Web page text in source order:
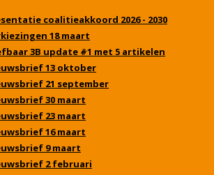
coalitieakkoord 2026 - 2030
18 maart
3B update #1 met 5 artikelen
13 oktober
21 september
30 maart
23 maart
16 maart
9 maart
2 februari